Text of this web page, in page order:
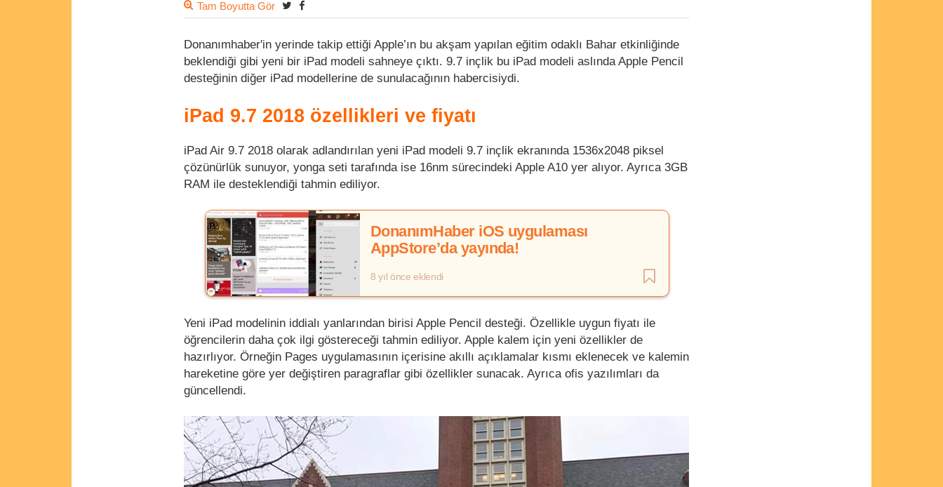
Tam Boyutta Gör
Donanımhaber'in yerinde takip ettiği Apple’ın bu akşam yapılan eğitim odaklı Bahar etkinliğinde
beklendiği gibi yeni bir iPad modeli sahneye çıktı. 9.7 inçlik bu iPad modeli aslında Apple Pencil
desteğinin diğer iPad modellerine de sunulacağının habercisiydi.
iPad 9.7 2018 özellikleri ve fiyatı
iPad Air 9.7 2018 olarak adlandırılan yeni iPad modeli 9.7 inçlik ekranında 1536x2048 piksel
çözünürlük sunuyor, yonga seti tarafında ise 16nm sürecindeki Apple A10 yer alıyor. Ayrıca 3GB
RAM ile desteklendiği tahmin ediliyor.
DonanımHaber iOS uygulaması
AppStore’da yayında!
8 yıl önce eklendi
Yeni iPad modelinin iddialı yanlarından birisi Apple Pencil desteği. Özellikle uygun fiyatı ile
öğrencilerin daha çok ilgi göstereceği tahmin ediliyor. Apple kalem için yeni özellikler de
hazırlıyor. Örneğin Pages uygulamasının içerisine akıllı açıklamalar kısmı eklenecek ve kalemin
hareketine göre yer değiştiren paragraflar gibi özellikler sunacak. Ayrıca ofis yazılımları da
güncellendi.